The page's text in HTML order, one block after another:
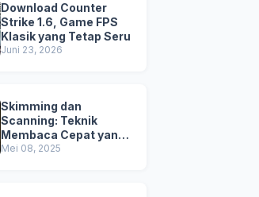
Download Counter
Strike 1.6, Game FPS
Klasik yang Tetap Seru
Juni 23, 2026
Skimming dan
Scanning: Teknik
Membaca Cepat yang
Efektif
Mei 08, 2025